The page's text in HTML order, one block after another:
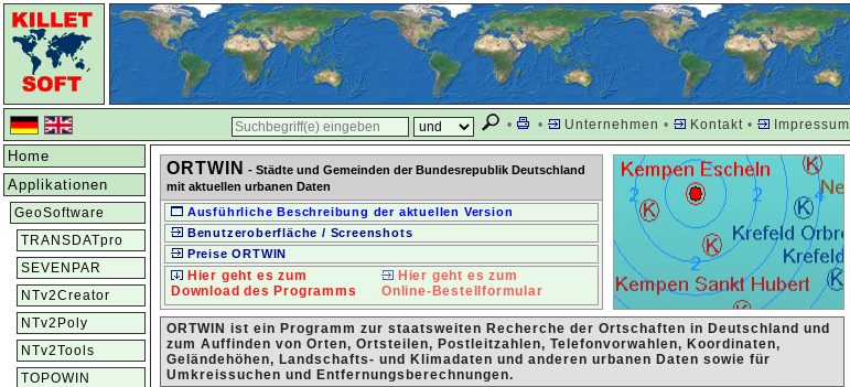
• • Unternehmen • Kontakt • Impressum
Home
Applikationen
GeoSoftware
TRANSDATpro
SEVENPAR
NTv2Creator
NTv2Poly
NTv2Tools
TOPOWIN
ORTWIN - Städte und Gemeinden der Bundesrepublik Deutschland
mit aktuellen urbanen Daten
Ausführliche Beschreibung der aktuellen Version
Benutzeroberfläche / Screenshots
Preise ORTWIN
Hier geht es zum
Download des Programms
Hier geht es zum
Online-Bestellformular
ORTWIN ist ein Programm zur staatsweiten Recherche der Ortschaften in Deutschland und
zum Auffinden von Orten, Ortsteilen, Postleitzahlen, Telefonvorwahlen, Koordinaten,
Geländehöhen, Landschafts- und Klimadaten und anderen urbanen Daten sowie für
Umkreissuchen und Entfernungsberechnungen.